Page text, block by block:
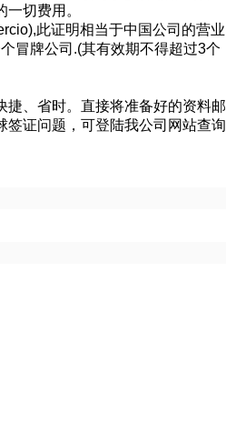
切费用。
此证明相当于中国公司的营业
冒牌公司 .(其有效期不得超过3个
捷、省时。直接将准备好的资料邮
证问题，可登陆我公司网站查询